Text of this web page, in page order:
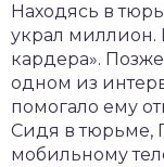
Находясь в
украл миллион.
кардера».
одном из
помогало ему
Сидя в тюрьме,
мобильному